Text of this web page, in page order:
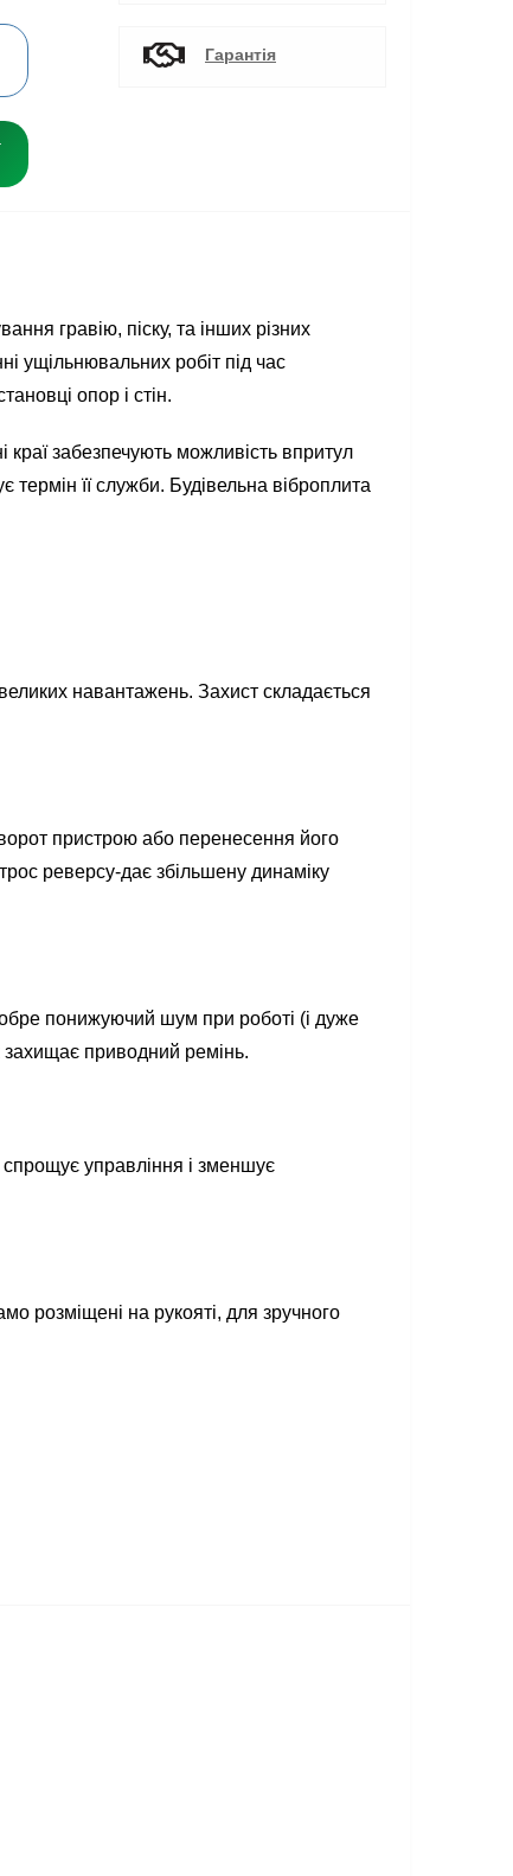
Гарантія
гравію, піску, та інших різних
ущільнювальних робіт під час
опор і стін.
забезпечують можливість впритул
термін її служби. Будівельна віброплита
навантажень. Захист складається
пристрою або перенесення його
реверсу-дає збільшену динаміку
понижуючий шум при роботі (і дуже
захищає приводний ремінь.
управління і зменшує
розміщені на рукояті, для зручного